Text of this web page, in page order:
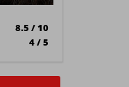
8.5 / 10
4 / 5